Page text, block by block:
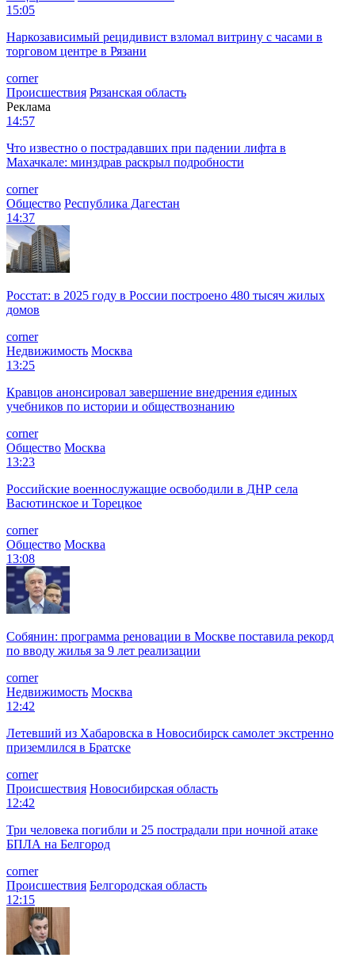
15:05
Наркозависимый рецидивист взломал витрину с часами в
торговом центре в Рязани
corner
Происшествия Рязанская область
Реклама
14:57
Что известно о пострадавших при падении лифта в
Махачкале: минздрав раскрыл подробности
corner
Общество Республика Дагестан
14:37
Росстат: в 2025 году в России построено 480 тысяч жилых
домов
corner
Недвижимость Москва
13:25
Кравцов анонсировал завершение внедрения единых
учебников по истории и обществознанию
corner
Общество Москва
13:23
Российские военнослужащие освободили в ДНР села
Васютинское и Торецкое
corner
Общество Москва
13:08
Собянин: программа реновации в Москве поставила рекорд
по вводу жилья за 9 лет реализации
corner
Недвижимость Москва
12:42
Летевший из Хабаровска в Новосибирск самолет экстренно
приземлился в Братске
corner
Происшествия Новосибирская область
12:42
Три человека погибли и 25 пострадали при ночной атаке
БПЛА на Белгород
corner
Происшествия Белгородская область
12:15